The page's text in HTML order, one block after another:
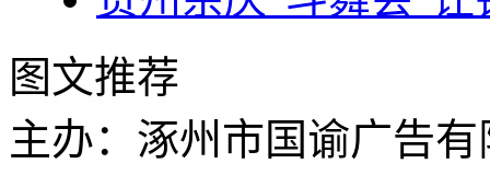
图文推荐
主办：涿州市国谕广告